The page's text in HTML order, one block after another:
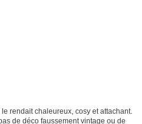
rendait chaleureux, cosy et attachant.
de déco faussement vintage ou de